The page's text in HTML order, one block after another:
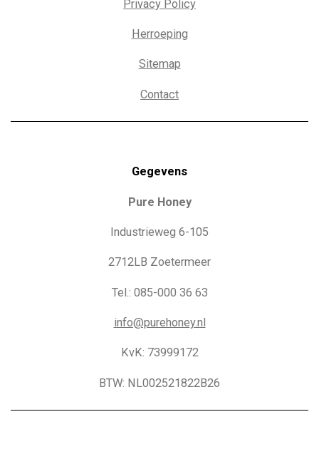
Privacy Policy
Herroeping
Sitemap
Contact
Gegevens
Pure Honey
Industrieweg 6-105
2712LB Zoetermeer
Tel.: 085-000 36 63
info@purehoney.nl
KvK: 73999172
BTW: NL002521822B26